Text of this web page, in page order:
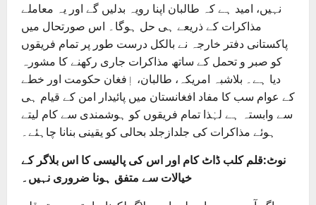
نہیں، امید ہے کہ طالبان اپنا رویہ بدلیں گے اور یہ معاملے
مذاکرات کے ذریعے ہی حل ہوگا۔ اس صورتحال میں
پاکستانی دفتر خارجہ نے بالکل درست طور پر تمام فریقوں
کو صبر و تحمل کے ساتھ مذاکرات جاری رکھنے کا مشورہ
دیا ہے۔ بلاشبہ امریکہ، طالبان، اٖفغان حکومت اور خطے
کے عوام سب کا مفاد افغانستان میں پائیدار امن کے قیام ہی
سے وابستہ ہے لہٰذا تمام فریقوں کو ہوشمندی سے کام لیتے
ہوئے مذاکرات کی جلدازجلد بحالی کو یقینی بنانا چاہئے۔
نوٹ:قلم کلب ڈاٹ کام اور اس کی پالیسی کا اس بلاگر کے
خیالات سے متفق ہونا ضروری نہیں۔